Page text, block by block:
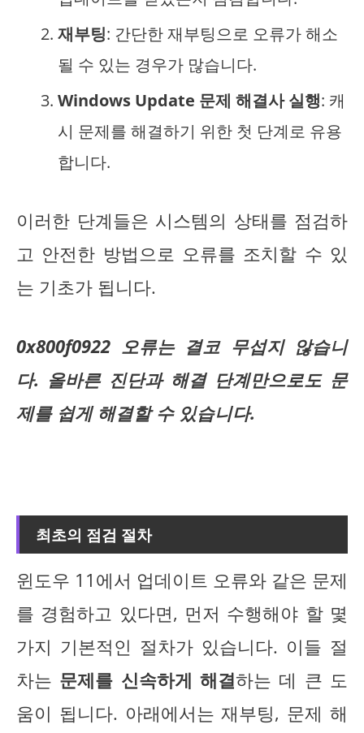
재부팅: 간단한 재부팅으로 오류가 해소
될 수 있는 경우가 많습니다.
Windows Update 문제 해결사 실행: 캐
시 문제를 해결하기 위한 첫 단계로 유용
합니다.
이러한 단계들은 시스템의 상태를 점검하
고 안전한 방법으로 오류를 조치할 수 있
는 기초가 됩니다.
0x800f0922 오류는 결코 무섭지 않습니
다. 올바른 진단과 해결 단계만으로도 문
제를 쉽게 해결할 수 있습니다.
최초의 점검 절차
윈도우 11에서 업데이트 오류와 같은 문제
를 경험하고 있다면, 먼저 수행해야 할 몇
가지 기본적인 절차가 있습니다. 이들 절
차는 문제를 신속하게 해결하는 데 큰 도
움이 됩니다. 아래에서는 재부팅, 문제 해